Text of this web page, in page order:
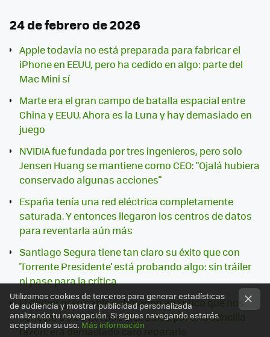
24 de febrero de 2026
Apple todavía no está preparada para fabricar el
iPhone en EEUU, pero ha cedido en algo: parte del
Mac Mini sí
Marte era el gran campo de batalla espacial entre
China y EEUU. Ahora es la Luna y hay demasiado en
juego
NVIDIA fue fundada por tres ingenieros, pero solo
Jensen Huang se mantiene como CEO: "Ojalá hubiera
conservado algunas acciones"
España tenía una red eléctrica completamente
saturada. Y entonces llegaron los centros de datos
para reventarla aún más
Santiago Segura tiene tan claro su éxito que con
'Torrente Presidente' está probando algo: sin tráiler
ni pase para la crítica
El primer gran cable submarino atlántico que nos
conectó a internet nos dice adiós por una sencilla
razón: era demasiado caro repararlo
Utilizamos cookies de terceros para generar estadísticas
de audiencia y mostrar publicidad personalizada
analizando tu navegación. Si sigues navegando estarás
aceptando su uso. Más información